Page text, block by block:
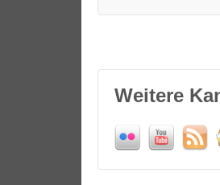
Weitere